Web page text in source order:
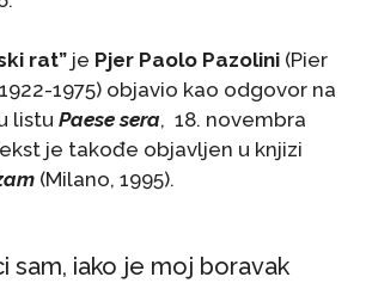
rat” je Pjer Paolo Pazolini (Pier
1975) objavio kao odgovor na
listu Paese sera, 18. novembra
je takođe objavljen u knjizi
(Milano, 1995).
sam, iako je moj boravak